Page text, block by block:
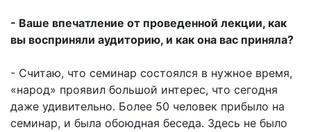
- Ваше впечатление от проведенной лекции, как
вы восприняли аудиторию, и как она вас приняла?
- Считаю, что семинар состоялся в нужное время,
«народ» проявил большой интерес, что сегодня
даже удивительно. Более 50 человек прибыло на
семинар, и была обоюдная беседа. Здесь не было